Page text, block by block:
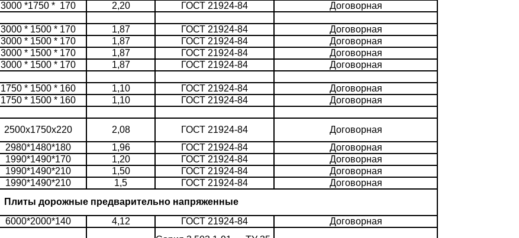
3000 *1750 * 170 2,20 ГОСТ 21924-84 Договорная
3000 * 1500 * 170 1,87 ГОСТ 21924-84
Договорная
3000 * 1500 * 170 1,87 ГОСТ 21924-84
Договорная
3000 * 1500 * 170 1,87 ГОСТ 21924-84
Договорная
3000 * 1500 * 170 1,87 ГОСТ 21924-84 Договорная
1750 * 1500 * 160 1,10 ГОСТ 21924-84
Договорная
1750 * 1500 * 160 1,10 ГОСТ 21924-84 Договорная
2500х1750х220 2,08 ГОСТ 21924-84
Договорная
2980*1480*180 1,96 ГОСТ 21924-84
Договорная
1990*1490*170 1,20 ГОСТ 21924-84
Договорная
1990*1490*210 1,50 ГОСТ 21924-84
Договорная
1990*1490*210 1,5 ГОСТ 21924-84
Договорная
Плиты дорожные предварительно напряженные
6000*2000*140 4,12 ГОСТ 21924-84 Договорная